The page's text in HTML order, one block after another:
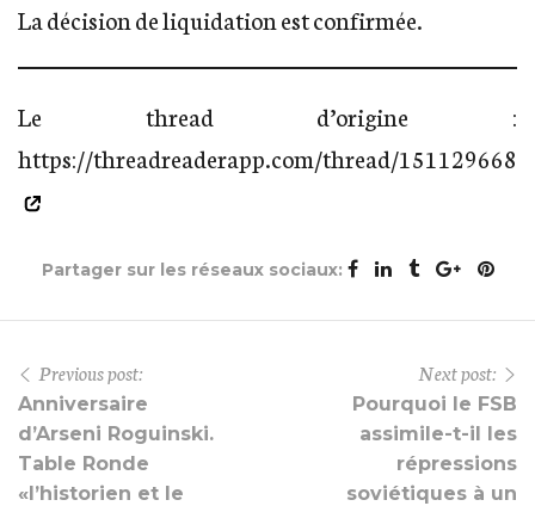
La décision de liquidation est confirmée.
Le thread d’origine :
https://threadreaderapp.com/thread/
Partager sur les réseaux sociaux:
Previous post:
Anniversaire
d’Arseni Roguinski.
Table Ronde
«l’historien et le
Next post:
Pourquoi le FSB
assimile-t-il les
répressions
soviétiques à un